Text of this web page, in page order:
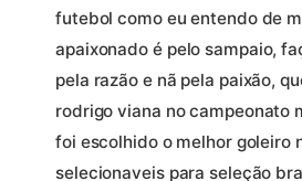
futebol como eu entendo de
apaixonado é pelo sampaio,
pela razão e nã pela paixão,
rodrigo viana no campeonato
foi escolhido o melhor goleiro
selecionaveis para seleção